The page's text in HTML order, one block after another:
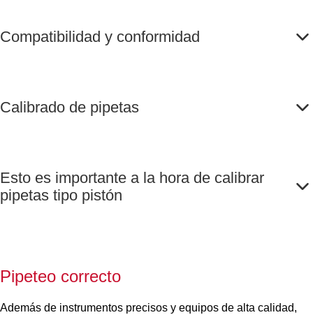
Compatibilidad y conformidad
Calibrado de pipetas
Esto es importante a la hora de calibrar
pipetas tipo pistón
Pipeteo correcto
Además de instrumentos precisos y equipos de alta calidad,